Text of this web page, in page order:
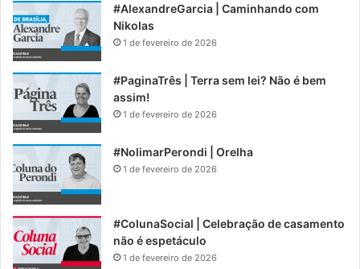
#AlexandreGarcia | Caminhando com
Nikolas
1 de fevereiro de 2026
#PaginaTrês | Terra sem lei? Não é bem
assim!
1 de fevereiro de 2026
#NolimarPerondi | Orelha
1 de fevereiro de 2026
#ColunaSocial | Celebração de casamento
não é espetáculo
1 de fevereiro de 2026